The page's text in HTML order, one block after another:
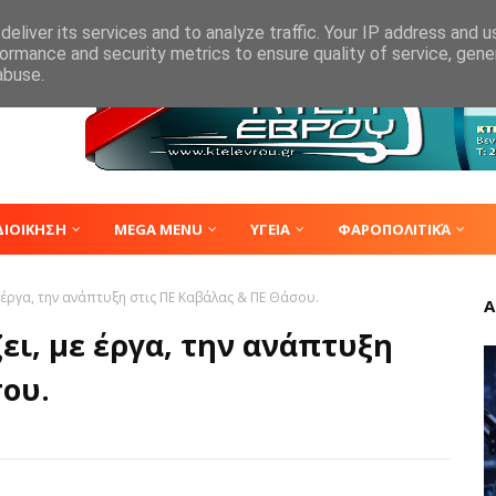
MEGA MENU ΥΓΕΙΑ ΦΑΡΟΠΟΛΙΤΙΚΆ
την ανάπτυξη στις ΠΕ Καβάλας & ΠΕ Θάσου.
με έργα, την ανάπτυξη
its services and to analyze traffic. Your IP address and
and security metrics to ensure quality of service,